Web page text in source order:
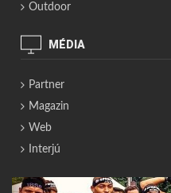
Outdoor
MÉDIA
Partner
Magazin
Web
Interjú